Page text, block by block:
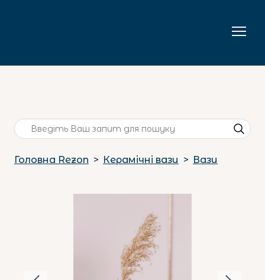
Головна Rezon Керамічні вази Вази